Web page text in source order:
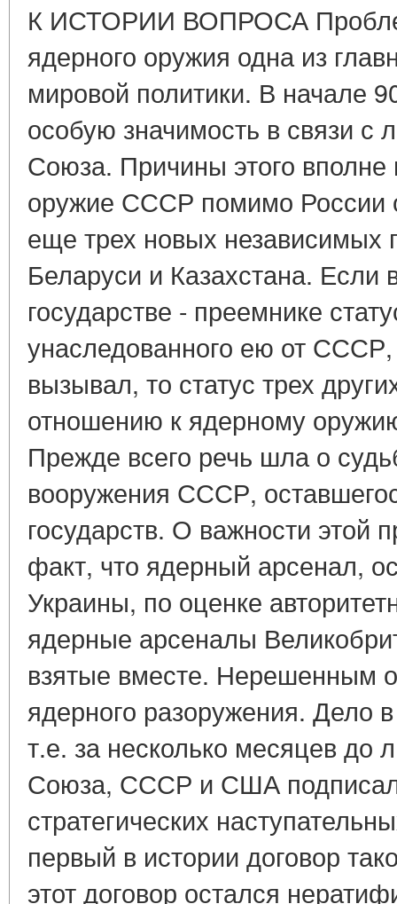
К ИСТОРИИ ВОПРОСА
ядерного оружия одна из
мировой политики. В начале
особую значимость в связи с
Союза. Причины этого
оружие СССР помимо России
еще трех новых независимых
Беларуси и Казахстана. Если
государстве - преемнике
унаследованного ею от СССР,
вызывал, то статус трех
отношению к ядерному
Прежде всего речь шла о
вооружения СССР,
государств. О важности этой
факт, что ядерный арсенал,
Украины, по оценке
ядерные арсеналы
взятые вместе. Нерешенным
ядерного разоружения. Дело
т.е. за несколько месяцев до
Союза, СССР и США
стратегических
первый в истории договор
этот договор остался